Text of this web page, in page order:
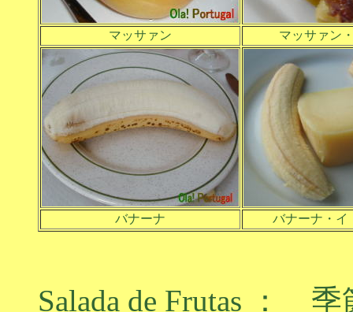
マッサァン マッサァン
バナーナ バナーナ・イ
Salada de Frutas ：